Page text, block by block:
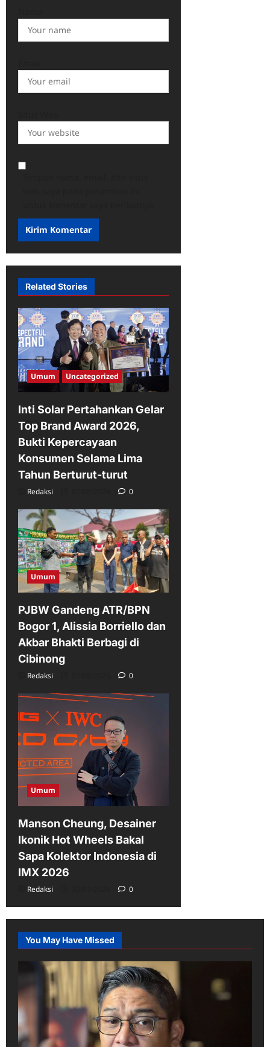
Related Stories
Umum Uncategorized
Inti Solar Pertahankan Gelar
Top Brand Award 2026,
Bukti Kepercayaan
Konsumen Selama Lima
Tahun Berturut-turut
Redaksi 0
Umum
PJBW Gandeng ATR/BPN
Bogor 1, Alissia Borriello dan
Akbar Bhakti Berbagi di
Cibinong
Redaksi 0
Umum
Manson Cheung, Desainer
Ikonik Hot Wheels Bakal
Sapa Kolektor Indonesia di
IMX 2026
Redaksi 0
You May Have Missed